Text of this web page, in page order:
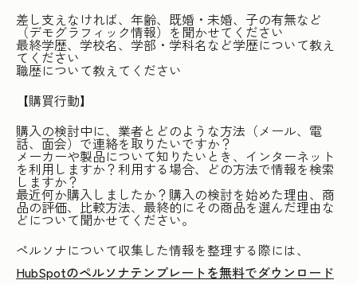
差し支えなければ、年齢、既婚・未婚、子の有無など
（デモグラフィック情報）を聞かせてください
最終学歴、学校名、学部・学科名など学歴について教え
てください
職歴について教えてください
【購買行動】
購入の検討中に、業者とどのような方法（メール、電
話、面会）で連絡を取りたいですか？
メーカーや製品について知りたいとき、インターネット
を利用しますか？利用する場合、どの方法で情報を検索
しますか？
最近何か購入しましたか？購入の検討を始めた理由、商
品の評価、比較方法、最終的にその商品を選んだ理由な
どについて聞かせてください。
ペルソナについて収集した情報を整理する際には、
HubSpotのペルソナテンプレートを無料でダウンロード